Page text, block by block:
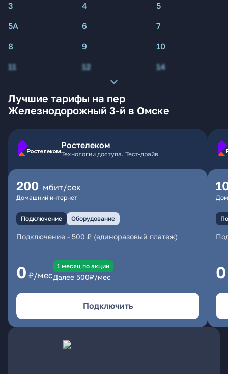
3
4
5
5А
6
7
8
9
10
11
12 14
Лучшие тарифы на пер
Железнодорожный 3-й в Омске
Ростелеком
Технологии доступа. Тест-драйв
200 мбит/сек
Домашний интернет
Подключение Оборудование
Подключение - 500 ₽ (единоразовый платеж)
0 ₽/мес
1 месяц по акции
Далее 500₽/мес
Подключить
0